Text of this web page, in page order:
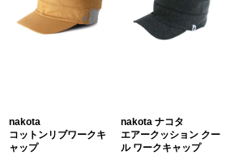
nakota
コットンリブワークキ
ャップ
nakota ナコタ
エアークッション クー
ル ワークキャップ